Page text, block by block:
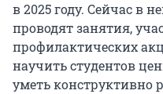
в 2025 году. Сейчас в
проводят занятия,
профилактических
научить студентов
уметь конструктивно